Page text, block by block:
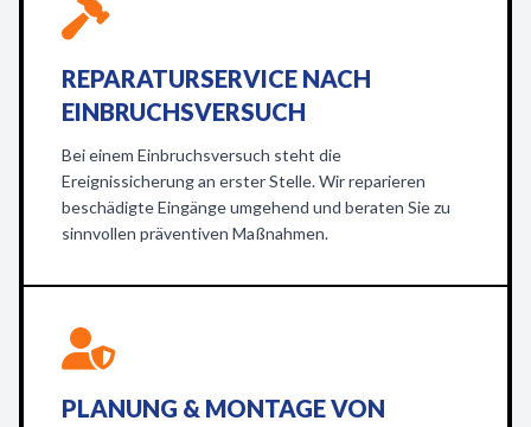
REPARATURSERVICE NACH
EINBRUCHSVERSUCH
Bei einem Einbruchsversuch steht die
Ereignissicherung an erster Stelle. Wir reparieren
beschädigte Eingänge umgehend und beraten Sie zu
sinnvollen präventiven Maßnahmen.
PLANUNG & MONTAGE VON